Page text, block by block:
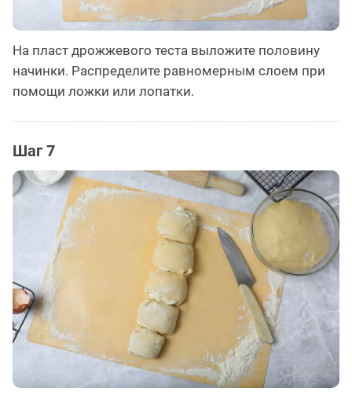
На пласт дрожжевого теста выложите половину
начинки. Распределите равномерным слоем при
помощи ложки или лопатки.
Шаг 7